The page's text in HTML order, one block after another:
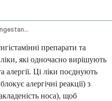
Antihistamine Decongestant Combination Oral Route
препарати та
які одночасно вирішують
алергії. Ці ліки поєднують
алергічні реакції) з
носа), щоб